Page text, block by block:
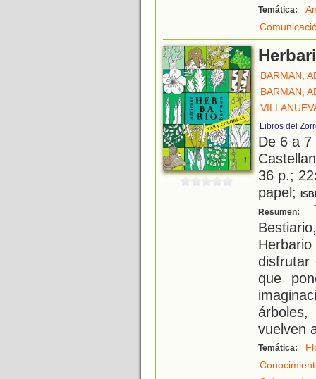
Temática:
BARMAN,
BARMAN,
Libros del
De 6 a
36 p.;
papel;
Resumen:
disfrutar
que
vuelven
Temática: